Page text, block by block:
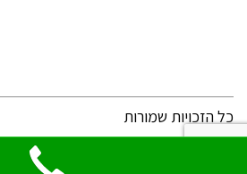
כל הזכויות שמורות